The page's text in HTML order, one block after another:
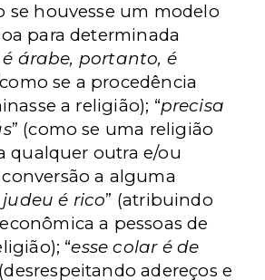
se houvesse um modelo
para determinada
é árabe, portanto, é
se a procedência
a religião); “precisa
” (como se uma religião
qualquer outra e/ou
a alguma
é rico” (atribuindo
a pessoas de
“esse colar é de
adereços e